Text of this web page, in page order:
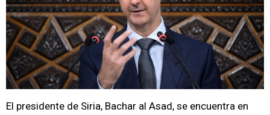
El presidente de Siria, Bachar al Asad, se encuentra en